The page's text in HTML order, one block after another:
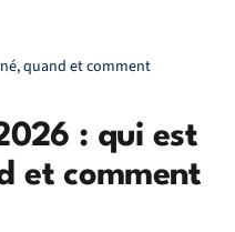
quand et comment
: qui est
et comment